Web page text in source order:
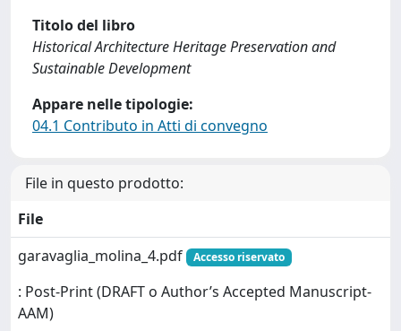
Titolo del libro
Historical Architecture Heritage Preservation and
Sustainable Development
Appare nelle tipologie:
04.1 Contributo in Atti di convegno
File in questo prodotto:
File
garavaglia_molina_4.pdf
Accesso riservato
: Post-Print (DRAFT o Author’s Accepted Manuscript-
AAM)